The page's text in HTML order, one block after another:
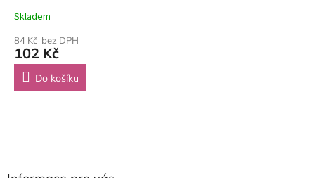
Skladem
84 Kč bez DPH
102 Kč
Do košíku
Z